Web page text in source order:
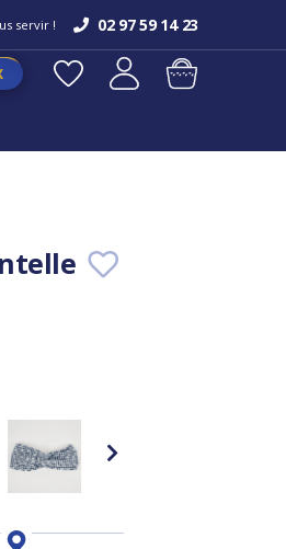
servir ! 02 97 59 14 23